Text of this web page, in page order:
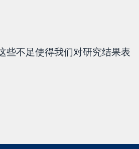
些不足使得我们对研究结果表